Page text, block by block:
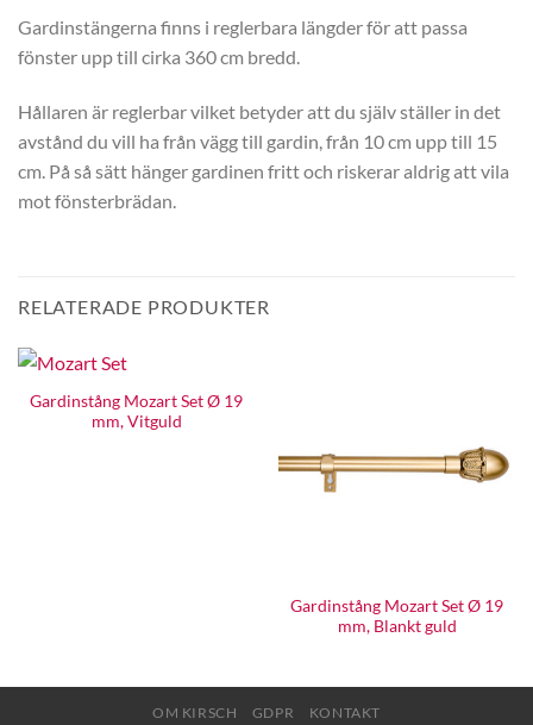
Gardinstängerna finns i reglerbara längder för att passa
fönster upp till cirka 360 cm bredd.
Hållaren är reglerbar vilket betyder att du själv ställer in det
avstånd du vill ha från vägg till gardin, från 10 cm upp till 15
cm. På så sätt hänger gardinen fritt och riskerar aldrig att vila
mot fönsterbrädan.
RELATERADE PRODUKTER
Gardinstång Mozart Set Ø 19
mm, Vitguld
Gardinstång Mozart Set Ø 19
mm, Blankt guld
OM KIRSCH GDPR KONTAKT